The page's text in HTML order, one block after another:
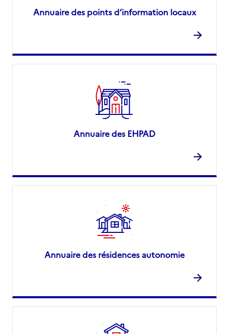
Annuaire des points d’information locaux
Annuaire des EHPAD
Annuaire des résidences autonomie